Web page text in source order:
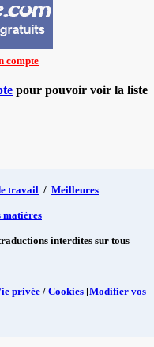
compte
pour pouvoir voir la liste
travail / Meilleures
matières
interdites sur tous
privée / Cookies [Modifier vos